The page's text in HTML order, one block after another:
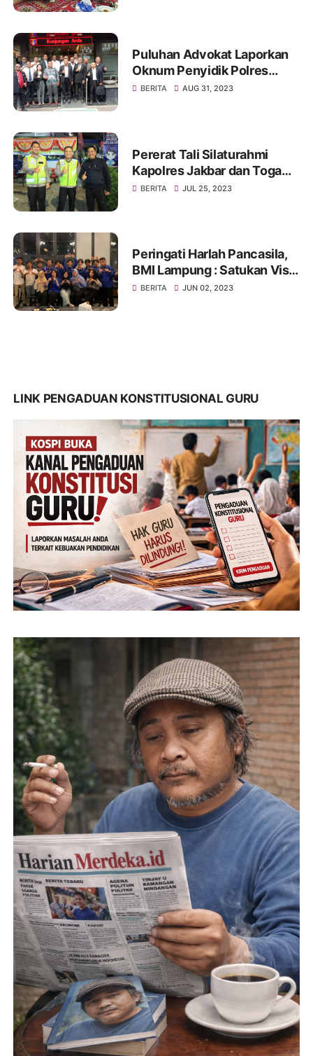
Puluhan Advokat Laporkan
Oknum Penyidik Polres
JAKSEL Ke Propam Mabes
BERITA AUG 31, 2023
Pererat Tali Silaturahmi
Kapolres Jakbar dan Toga
Serta Tomas, Ini Kata Tokoh
BERITA JUL 25, 2023
Peringati Harlah Pancasila,
BMI Lampung : Satukan Visi,
Merajut Persatuan
BERITA JUN 02, 2023
LINK PENGADUAN KONSTITUSIONAL GURU